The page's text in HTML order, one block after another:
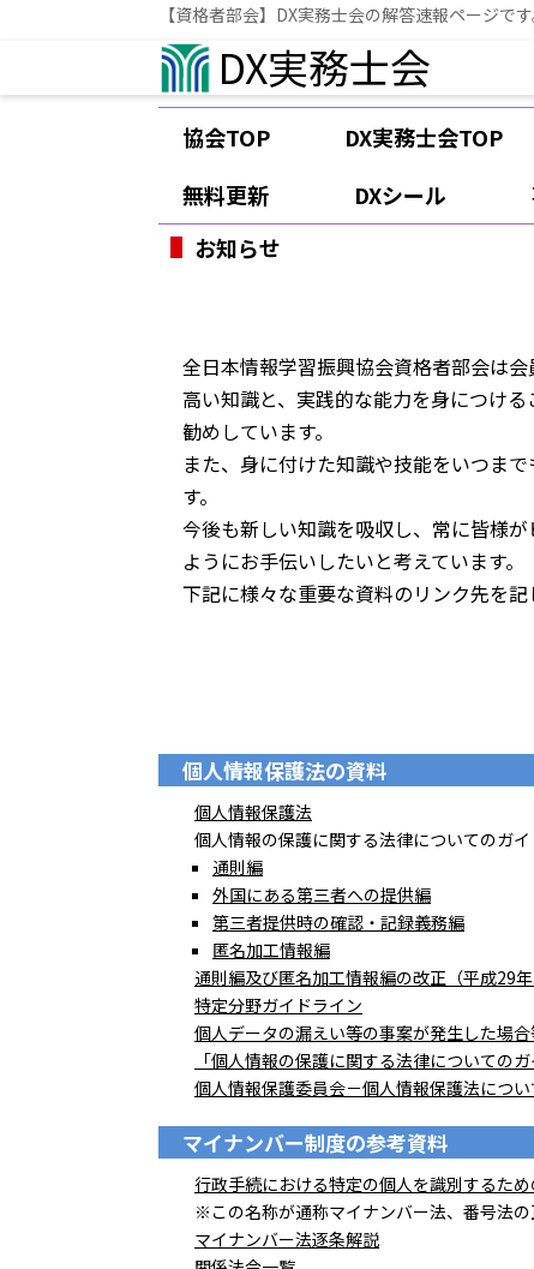
【資格者部会】DX実務士会の解答速報ページです
DX実務士会
協会TOP DX実務士会TOP
無料更新
DXシール
お知らせ
全日本情報学習振興協会資格者部会は
高い知識と、実践的な能力を身につけ
勧めしています。
また、身に付けた知識や技能をいつま
す。
今後も新しい知識を吸収し、常に皆様
ようにお手伝いしたいと考えています。
下記に様々な重要な資料のリンク先を記
個人情報保護法の資料
個人情報保護法
個人情報の保護に関する法律についてのガ
通則編
外国にある第三者への提供編
第三者提供時の確認・記録義務編
匿名加工情報編
通則編及び匿名加工情報編の改正（平成29年
特定分野ガイドライン
個人データの漏えい等の事案が発生した場
「個人情報の保護に関する法律についての
個人情報保護委員会－個人情報保護法につい
マイナンバー制度の参考資料
行政手続における特定の個人を識別するた
※この名称が通称マイナンバー法、番号法
マイナンバー法逐条解説